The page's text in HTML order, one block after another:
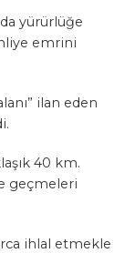
yürürlüğe
emrini
ilan eden
40 km.
geçmeleri
ihlal etmekle